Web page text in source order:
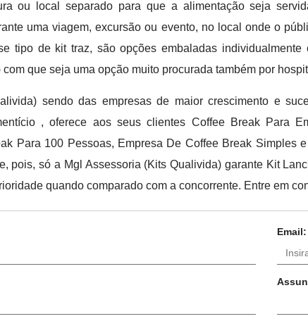
ou local separado para que a alimentação seja
uma viagem, excursão ou evento, no local onde o
tipo de kit traz, são opções embaladas individualmente
que seja uma opção muito procurada também por
sendo das empresas de maior crescimento e
, oferece aos seus clientes Coffee Break Para
Para 100 Pessoas, Empresa De Coffee Break Simples
pois, só a Mgl Assessoria (Kits Qualivida) garante Kit
quando comparado com a concorrente. Entre em
Email: